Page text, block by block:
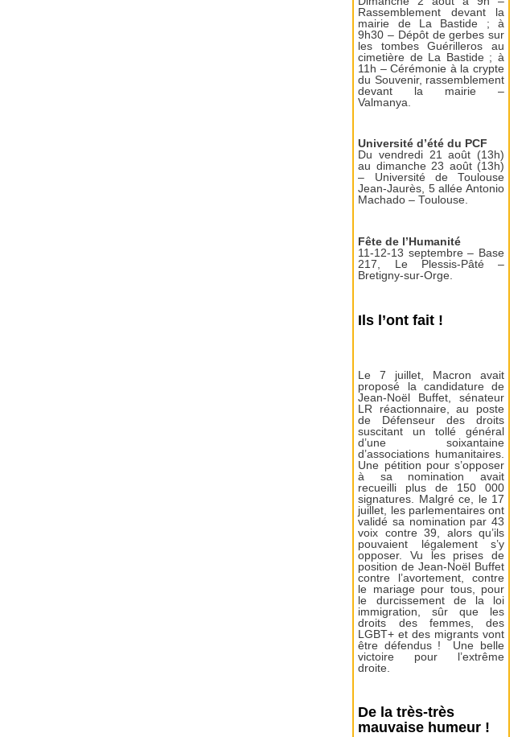
Rassemblement devant la
mairie de La Bastide ; à
9h30 – Dépôt de gerbes sur
les tombes Guérilleros au
cimetière de La Bastide ; à
11h – Cérémonie à la crypte
du Souvenir, rassemblement
devant la mairie –
Valmanya.
Université d’été du PCF
Du vendredi 21 août (13h)
au dimanche 23 août (13h)
– Université de Toulouse
Jean-Jaurès, 5 allée Antonio
Machado – Toulouse.
Fête de l’Humanité
11-12-13 septembre – Base
217, Le Plessis-Pâté –
Bretigny-sur-Orge.
Ils l’ont fait !
Le 7 juillet, Macron avait
proposé la candidature de
Jean-Noël Buffet, sénateur
LR réactionnaire, au poste
de Défenseur des droits
suscitant un tollé général
d’une soixantaine
d’associations humanitaires.
Une pétition pour s’opposer
à sa nomination avait
recueilli plus de 150 000
signatures. Malgré ce, le 17
juillet, les parlementaires ont
validé sa nomination par 43
voix contre 39, alors qu’ils
pouvaient légalement s’y
opposer. Vu les prises de
position de Jean-Noël Buffet
contre l’avortement, contre
le mariage pour tous, pour
le durcissement de la loi
immigration, sûr que les
droits des femmes, des
LGBT+ et des migrants vont
être défendus ! Une belle
victoire pour l’extrême
droite.
De la très-très
mauvaise humeur !